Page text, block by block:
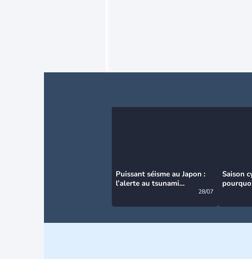
Puissant séisme au Japon :
l’alerte au tsunami
28/07
Saison